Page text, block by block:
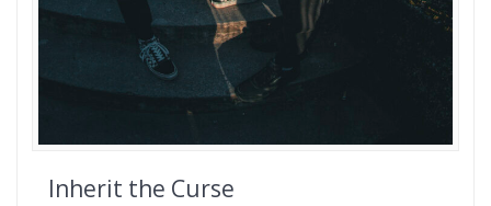
Inherit the Curse